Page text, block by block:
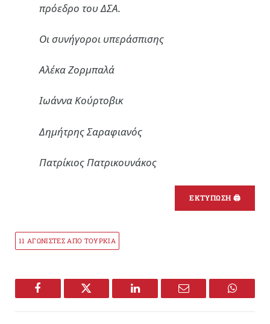
πρόεδρο του ΔΣΑ.
Οι συνήγοροι υπεράσπισης
Αλέκα Ζορμπαλά
Ιωάννα Κούρτοβικ
Δημήτρης Σαραφιανός
Πατρίκιος Πατρικουνάκος
ΕΚΤΥΠΩΣΗ 🖨
11 ΑΓΩΝΙΣΤΕΣ ΑΠΟ ΤΟΥΡΚΙΑ
Facebook Twitter LinkedIn Email